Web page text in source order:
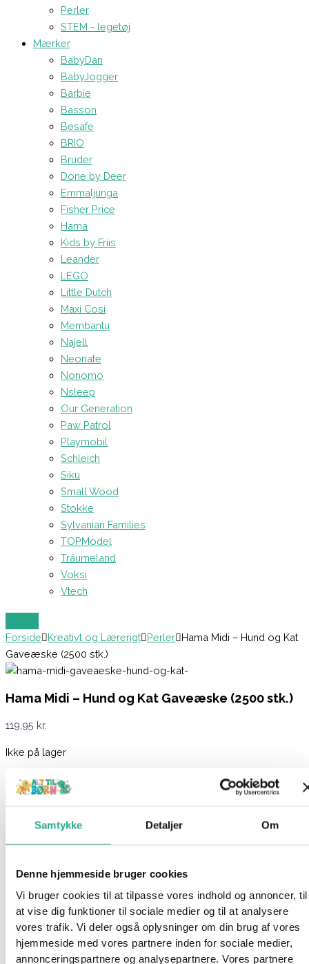
Samtykke Detaljer Om
Denne hjemmeside bruger cookies
Vi bruger cookies til at tilpasse vores indhold og annoncer, til
at vise dig funktioner til sociale medier og til at analysere
vores trafik. Vi deler også oplysninger om din brug af vores
hjemmeside med vores partnere inden for sociale medier,
annonceringspartnere og analysepartnere. Vores partnere
Perler
STEM - legetøj
Mærker
BabyDan
BabyJogger
Barbie
Basson
Besafe
BRIO
Bruder
Done by Deer
Emmaljunga
Fisher Price
Hama
Kids by Friis
Leander
LEGO
Little Dutch
Maxi Cosi
Membantu
Najell
Neonate
Nonomo
Nsleep
Our Generation
Paw Patrol
Playmobil
Schleich
Siku
Small Wood
Stokke
Sylvanian Families
TOPModel
Träumeland
Voksi
Vtech
Forside Kreativt og Lærerigt Perler Hama Midi – Hund og Kat
Gaveæske (2500 stk.)
Hama Midi – Hund og Kat Gaveæske (2500 stk.)
119,95 kr.
Ikke på lager
Varenummer6876 Kreativt og Lærerigt,
Mærker,Perler
Beskrivelse
af farver, 1 eller flere perleplader samt masser af tilbehør. Der
medfølger også vejledninger, så du kommer godt fra start.
Denne gaveæske indeholder en stor sekskantet perleplade, 2
Hama connectors, motivark, vejledning og strygepapir. Med